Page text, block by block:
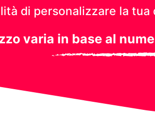
di personalizzare la
varia in base al